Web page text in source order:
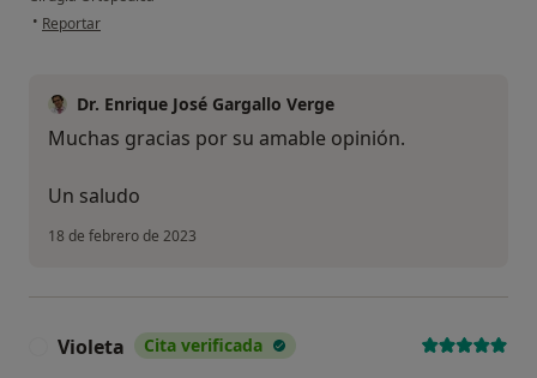
• en opinión del usuario C. M.
Reportar
Dr. Enrique José Gargallo Verge
Muchas gracias por su amable opinión.
Un saludo
18 de febrero de 2023
Violeta Cita verificada